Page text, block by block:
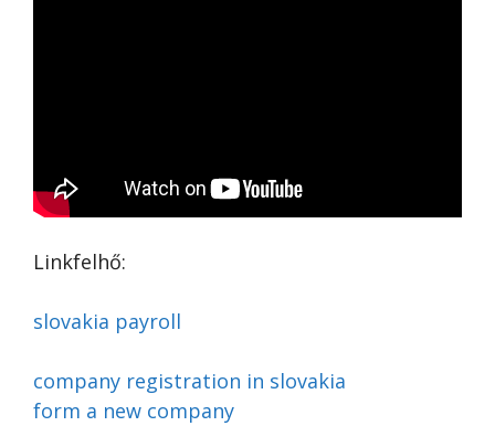
Linkfelhő:
slovakia payroll
company registration in slovakia
form a new company